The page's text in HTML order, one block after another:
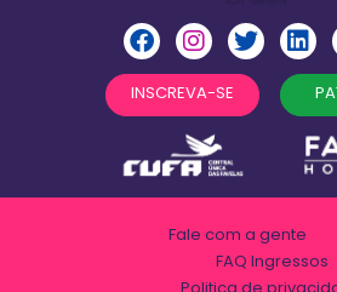
INSCREVA-SE
Fale com a gente
FAQ Ingressos
Politica de